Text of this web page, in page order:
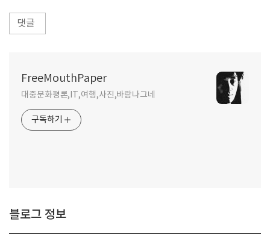
댓글
FreeMouthPaper
대중문화평론,IT,여행,사진,바람나그네
구독하기
블로그 정보